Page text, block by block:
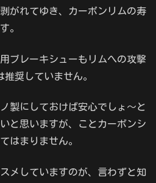
がれてゆき、カーボンリムの寿
。
ブレーキシューもリムへの攻撃
推奨していません。
製にしておけば安心でしょ～と
と思いますが、ことカーボンシ
はまりません。
メしていますのが、言わずと知